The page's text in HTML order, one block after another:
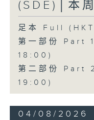
(SDE)│本
足本 Full
第一部份 Part
18:00)
第二部份 Part
19:00)
04/08/2026